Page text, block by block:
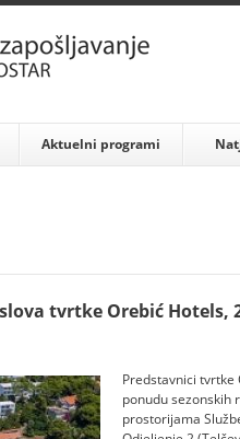
Aktuelni programi
tvrtke Orebić Hotels,
Predstavnici tvrtke
ponudu sezonskih
prostorijama